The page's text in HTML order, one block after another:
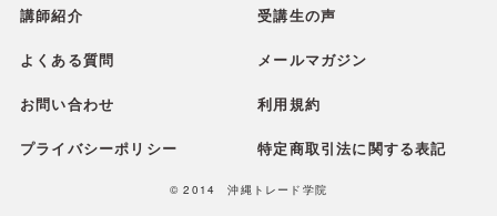
講師紹介 受講生の声
よくある質問 メールマガジン
お問い合わせ 利用規約
プライバシーポリシー 特定商取引法に関する表記
© 2014 沖縄トレード学院